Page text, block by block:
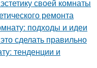
своей комнаты
ремонта
подходы и идеи
сделать правильно
тенденции и